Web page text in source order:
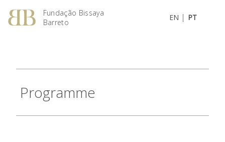
Fundação Bissaya
Barreto
EN | PT
Programme